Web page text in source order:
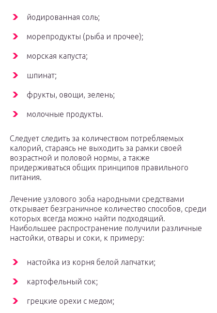
йодированная соль;
морепродукты (рыба и прочее);
морская капуста;
шпинат;
фрукты, овощи, зелень;
молочные продукты.
Следует следить за количеством потребляемых
калорий, стараясь не выходить за рамки своей
возрастной и половой нормы, а также
придерживаться общих принципов правильного
питания.
Лечение узлового зоба народными средствами
открывает безграничное количество способов, среди
которых всегда можно найти подходящий.
Наибольшее распространение получили различные
настойки, отвары и соки, к примеру:
настойка из корня белой лапчатки;
картофельный сок;
грецкие орехи с медом;